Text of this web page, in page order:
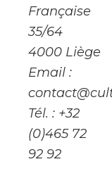
Française
35/64
4000 Liège
Email :
Tél. : +32
(0)465 72
92 92